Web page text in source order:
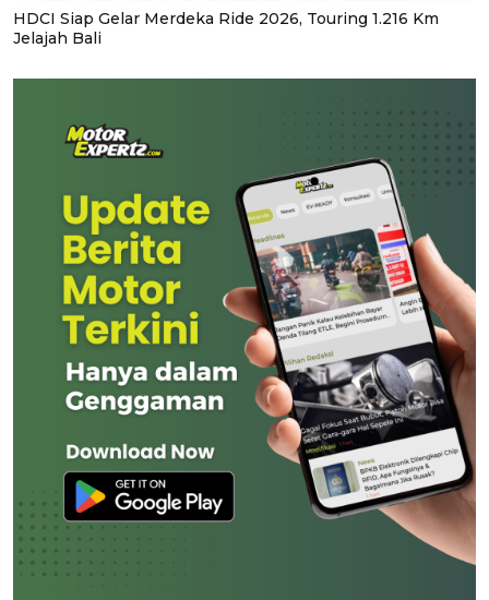
HDCI Siap Gelar Merdeka Ride 2026, Touring 1.216 Km
Jelajah Bali